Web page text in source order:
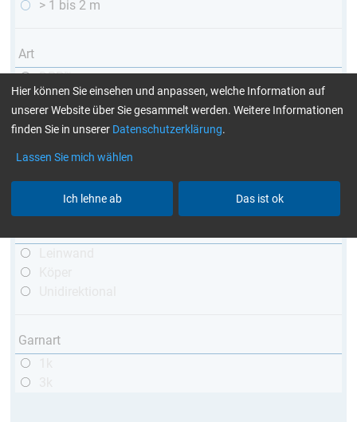
> 1 bis 2 m
Art
DPP™
R&G
teleskopierbar
konisch
matt
mit Gewinde
Garnart
Hier können Sie einsehen und anpassen, welche Information auf
unserer Website über Sie gesammelt werden. Weitere Informationen
finden Sie in unserer Datenschutzerklärung.
Lassen Sie mich wählen
Ich lehne ab Das ist ok